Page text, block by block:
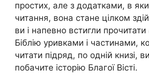
простих, але з додатками, в
читання, вона стане цілком
ви і напевно встигли
Біблію уривками і частинами,
читати підряд, по одній книзі,
побачите історію Благої Вісті.